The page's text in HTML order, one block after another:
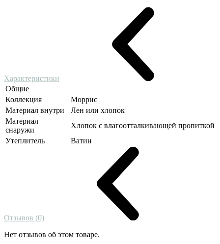
Характеристики
Общие
Коллекция
Моррис
Материал внутри
Лен или хлопок
Материал
снаружи
Хлопок с влагоотталкивающей пропиткой
Утеплитель
Ватин
Отзывов (0)
Нет отзывов об этом товаре.